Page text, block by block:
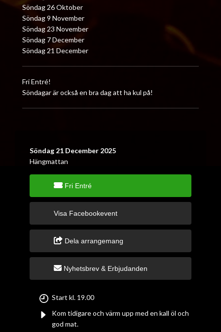
Söndag 26 Oktober
Söndag 9 November
Söndag 23 November
Söndag 7 December
Söndag 21 December
Fri Entré!
Söndagar är också en bra dag att ha kul på!
Söndag 21 December 2025
Hängmattan
Fri Entré
Visa Facebookevent
Dela arrangemang
Nyhetsbrev & Erbjudanden
Start kl. 19.00
Kom tidigare och värm upp med en kall öl och
god mat.